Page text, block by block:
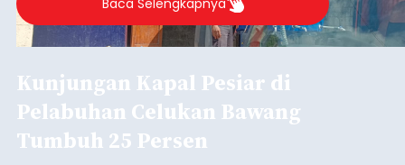
Baca Selengkapnya
Kunjungan Kapal Pesiar di
Pelabuhan Celukan Bawang
Tumbuh 25 Persen